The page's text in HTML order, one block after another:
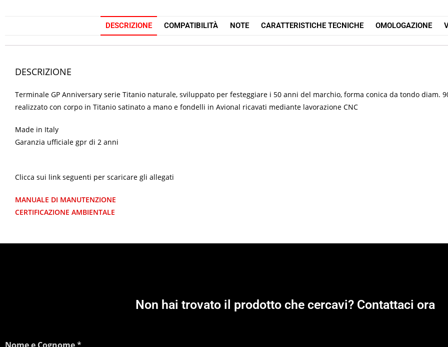
DESCRIZIONE COMPATIBILITÀ NOTE CARATTERISTICHE TECNICHE OMOLOGAZIONE
DESCRIZIONE
Terminale GP Anniversary serie Titanio naturale, sviluppato per festeggiare i 50 anni del marchio, forma conica da tondo diam.
realizzato con corpo in Titanio satinato a mano e fondelli in Avional ricavati mediante lavorazione CNC
Made in Italy
Garanzia ufficiale gpr di 2 anni
Clicca sui link seguenti per scaricare gli allegati
MANUALE DI MANUTENZIONE
CERTIFICAZIONE AMBIENTALE
Non hai trovato il prodotto che cercavi? Contattaci ora